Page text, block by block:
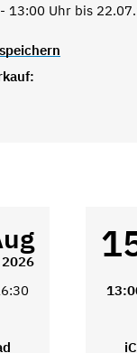
13:00 Uhr bis
2026